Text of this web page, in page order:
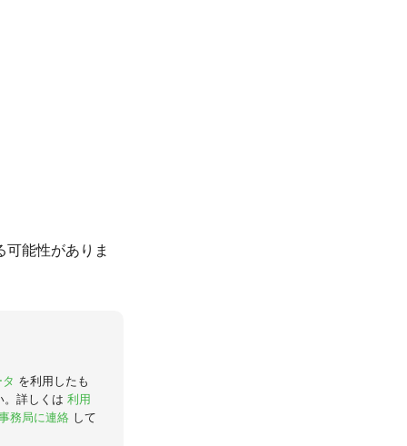
能性がありま
を利用したも
。詳しくは 利用
務局に連絡 して